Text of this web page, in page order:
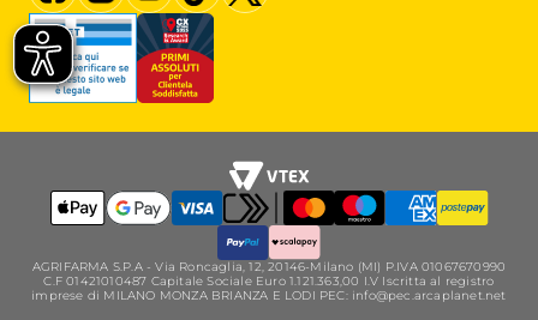
AGRIFARMA S.P.A - Via Roncaglia, 12, 20146-Milano (MI) P.IVA 01067670990
C.F 01421010487 Capitale Sociale Euro 1.121.363,00 I.V Iscritta al registro
imprese di MILANO MONZA BRIANZA E LODI PEC: info@pec.arcaplanet.net